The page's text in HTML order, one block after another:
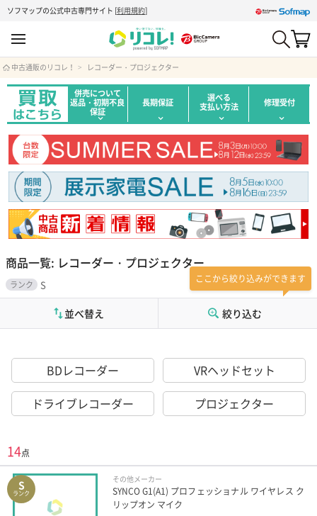
ソフマップの公式中古専門サイト [利用規約]
中古通販のリコレ！ レコーダー・プロジェクター
併売について
返品・初期不良
保証
長期保証 選べる
支払い方法 修理受付
商品一覧: レコーダー・プロジェクター
ランク S ここから絞り込みができます
絞り込む
並べ替え
BDレコーダー
VRヘッドセット
ドライブレコーダー
プロジェクター
14点
S
ランク
その他メーカー
SYNCO G1(A1) プロフェッショナル ワイヤレス ク
リップオン マイク